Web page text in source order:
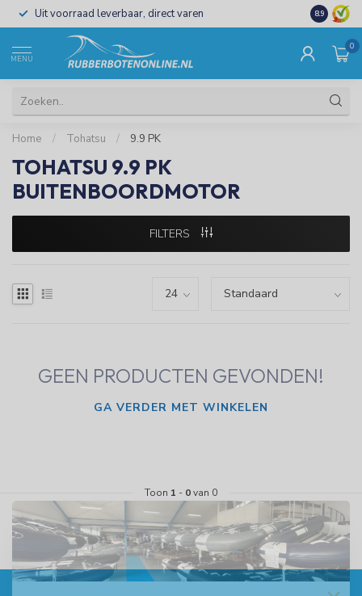
Uit voorraad leverbaar, direct varen Al 15 jaar
8.9
MENU
0
Home / Tohatsu / 9.9 PK
TOHATSU 9.9 PK
BUITENBOORDMOTOR
FILTERS
GEEN PRODUCTEN GEVONDEN!
GA VERDER MET WINKELEN
Toon 1 - 0van 0